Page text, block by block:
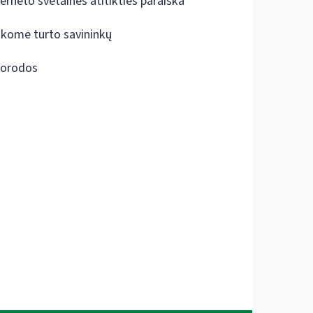
turto savininkų